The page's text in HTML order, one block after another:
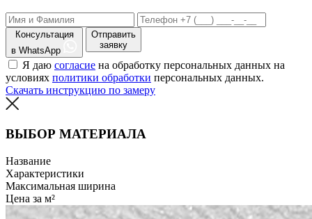
Консультация
в WhatsApp
Отправить
заявку
Я даю согласие на обработку персональных данных на
условиях политики обработки персональных данных.
Скачать инструкцию по замеру
ВЫБОР МАТЕРИАЛА
Название
Характеристики
Максимальная ширина
Цена за м²